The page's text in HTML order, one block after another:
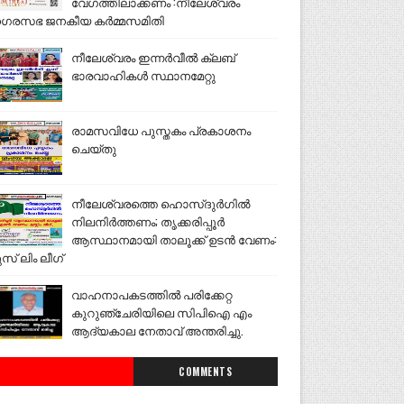
ജനകീയ കർമ്മസമിതി
നീലേശ്വരം ഇന്നർവീൽ ക്ലബ്
ഭാരവാഹികൾ സ്ഥാനമേറ്റു
രാമസവിധേ പുസ്തകം പ്രകാശനം
ചെയ്തു
നീലേശ്വരത്തെ ഹൊസ്ദുർഗിൽ
നിലനിർത്തണം; തൃക്കരിപ്പൂർ
ആസ്ഥാനമായി താലൂക്ക് ഉടൻ വേണം:
ലിം ലീഗ്
വാഹനാപകടത്തിൽ പരിക്കേറ്റ
കുറുഞ്ചേരിയിലെ സിപിഐ എം
ആദ്യകാല നേതാവ് അന്തരിച്ചു.
COMMENTS